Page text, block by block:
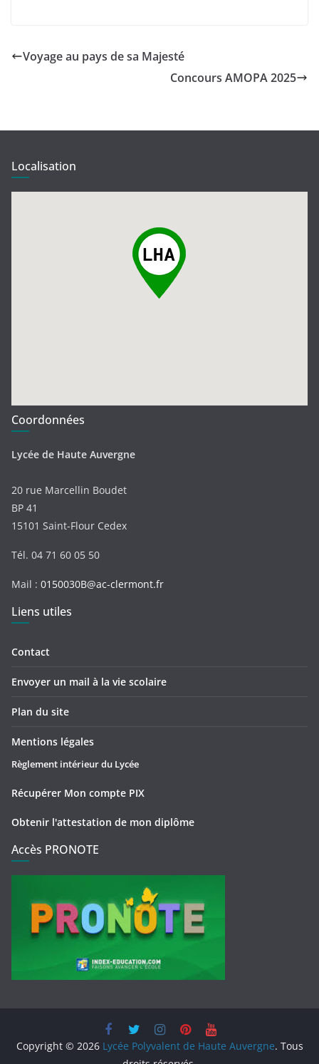
Voyage au pays de sa Majesté
Concours AMOPA 2025
Localisation
Coordonnées
Lycée de Haute Auvergne
20 rue Marcellin Boudet
BP 41
15101 Saint-Flour Cedex
Tél. 04 71 60 05 50
Mail : 0150030B@ac-clermont.fr
Liens utiles
Contact
Envoyer un mail à la vie scolaire
Plan du site
Mentions légales
Règlement intérieur du Lycée
Récupérer Mon compte PIX
Obtenir l'attestation de mon diplôme
Accès PRONOTE
Copyright © 2026 Lycée Polyvalent de Haute Auvergne. Tous